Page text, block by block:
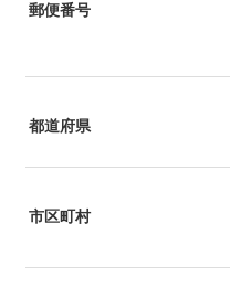
郵便番号
都道府県
市区町村